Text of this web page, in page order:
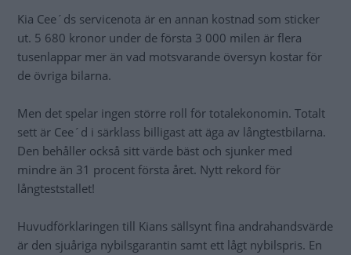
Kia Cee´ds servicenota är en annan kostnad som sticker
ut. 5 680 kronor under de första 3 000 milen är flera
tusenlappar mer än vad motsvarande översyn kostar för
de övriga bilarna.
Men det spelar ingen större roll för totalekonomin. Totalt
sett är Cee´d i särklass billigast att äga av långtestbilarna.
Den behåller också sitt värde bäst och sjunker med
mindre än 31 procent första året. Nytt rekord för
långteststallet!
Huvudförklaringen till Kians sällsynt fina andrahandsvärde
är den sjuåriga nybilsgarantin samt ett lågt nybilspris. En